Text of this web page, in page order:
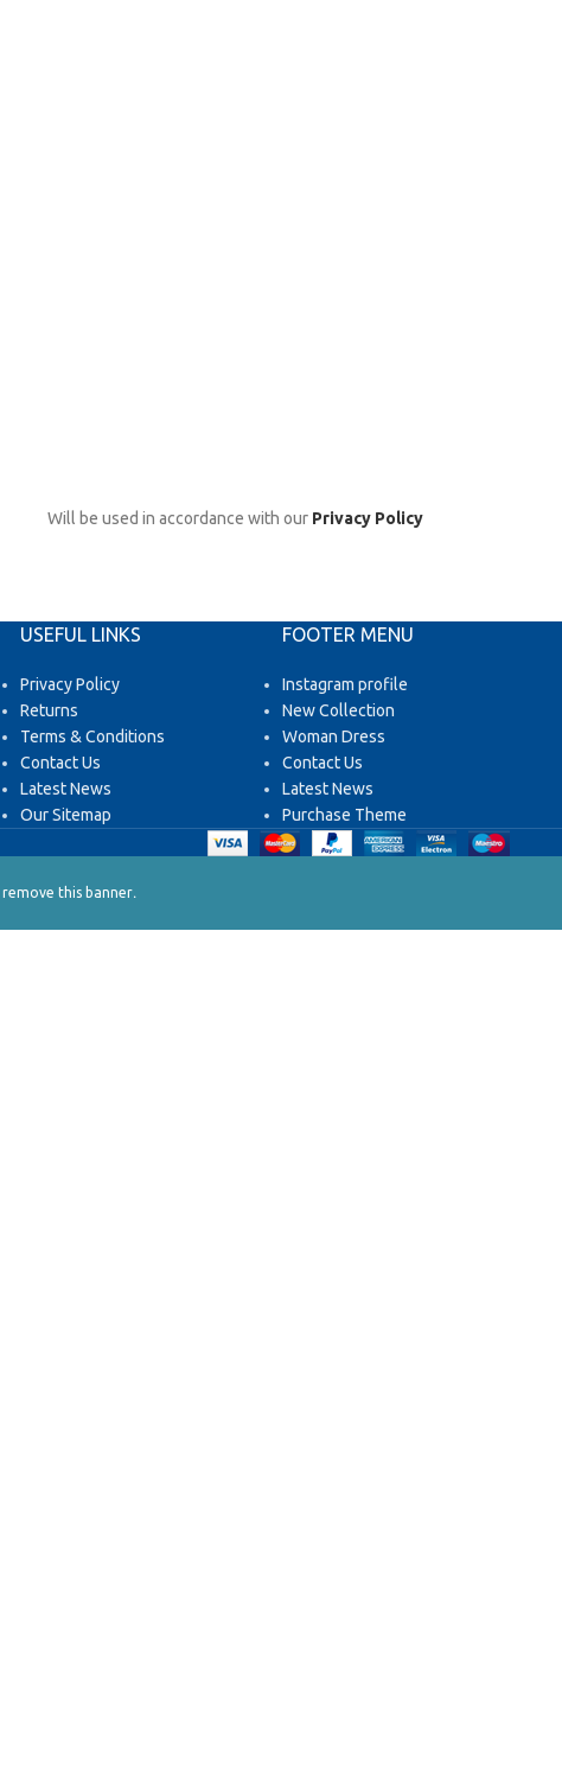
Will be used in accordance with our Privacy Policy
USEFUL LINKS
Privacy Policy
Returns
Terms & Conditions
Contact Us
Latest News
Our Sitemap
FOOTER MENU
Instagram profile
New Collection
Woman Dress
Contact Us
Latest News
Purchase Theme
remove this banner.